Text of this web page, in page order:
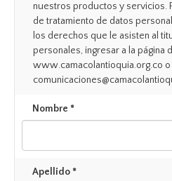
nuestros productos y servicios.
de tratamiento de datos
los derechos que le asisten al
personales, ingresar a la página
www.camacolantioquia.org.co o
Nombre *
Apellido *